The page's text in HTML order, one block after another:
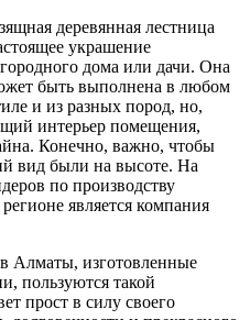
деревянная лестница
украшение
дома или дачи. Она
быть выполнена в любом
и из разных пород, но,
интерьер помещения,
Конечно, важно, чтобы
вид были на высоте. На
по производству
является компания
Алматы, изготовленные
пользуются такой
прост в силу своего